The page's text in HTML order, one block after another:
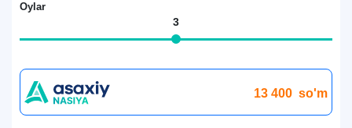
Oylar
3
13 400 so'm